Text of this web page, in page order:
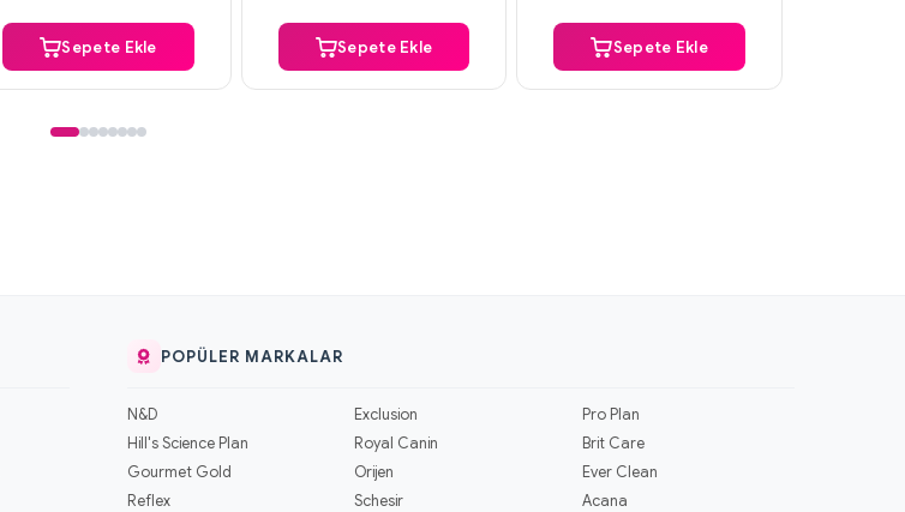
Sepete Ekle Sepete Ekle Sepete Ekle
POPÜLER MARKALAR
N&D Exclusion
Pro Plan
Hill's Science Plan
Royal Canin
Brit Care
Gourmet Gold
Orijen
Ever Clean
Reflex
Schesir
Acana